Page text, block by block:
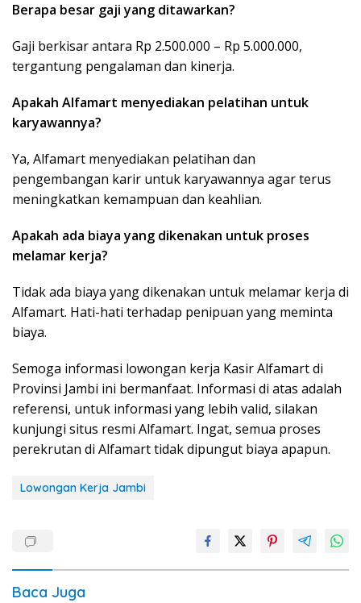
Berapa besar gaji yang ditawarkan?
Gaji berkisar antara Rp 2.500.000 – Rp 5.000.000,
tergantung pengalaman dan kinerja.
Apakah Alfamart menyediakan pelatihan untuk
karyawannya?
Ya, Alfamart menyediakan pelatihan dan
pengembangan karir untuk karyawannya agar terus
meningkatkan kemampuan dan keahlian.
Apakah ada biaya yang dikenakan untuk proses
melamar kerja?
Tidak ada biaya yang dikenakan untuk melamar kerja di
Alfamart. Hati-hati terhadap penipuan yang meminta
biaya.
Semoga informasi lowongan kerja Kasir Alfamart di
Provinsi Jambi ini bermanfaat. Informasi di atas adalah
referensi, untuk informasi yang lebih valid, silakan
kunjungi situs resmi Alfamart. Ingat, semua proses
perekrutan di Alfamart tidak dipungut biaya apapun.
Lowongan Kerja Jambi
Baca Juga